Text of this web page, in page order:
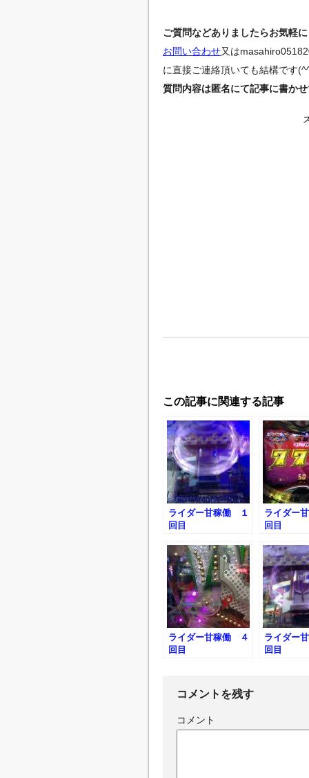
ご質問などありましたらお気軽
お問い合わせ又は
に直接ご連絡頂いても結構です
質問内容は匿名にて記事に書か
この記事に関連する記事
ライダー甘稼働 １
回目
ライダー
回目
ライダー甘稼働 ４
回目
ライダー
回目
コメントを残す
コメント